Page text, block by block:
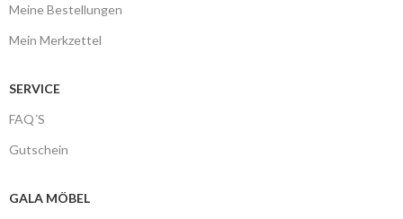
Meine Bestellungen
Mein Merkzettel
SERVICE
FAQ´S
Gutschein
GALA MÖBEL